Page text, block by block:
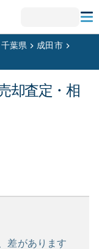
千葉県
成田市
却査定・相
差があります